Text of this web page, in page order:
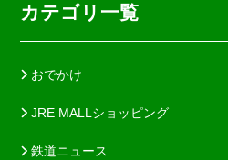
カテゴリ一覧
おでかけ
JRE MALLショッピング
鉄道ニュース